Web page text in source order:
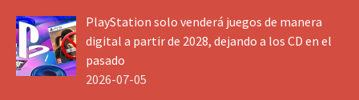
PlayStation solo venderá juegos de manera
digital a partir de 2028, dejando a los CD en el
pasado
2026-07-05